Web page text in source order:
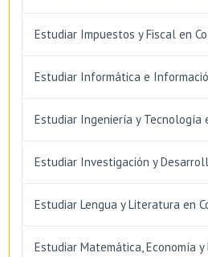
Estudiar Impuestos y Fiscal en
Estudiar Informática e
Estudiar Ingeniería y Tecnología
Estudiar Investigación y
Estudiar Lengua y Literatura en
Estudiar Matemática, Economía y